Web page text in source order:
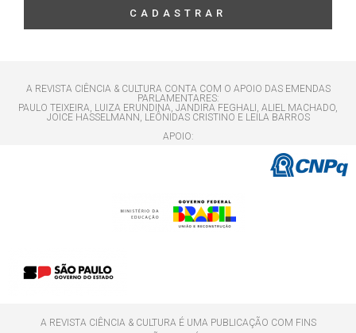
CADASTRAR
A REVISTA CIÊNCIA & CULTURA CONTA COM O APOIO DAS EMENDAS
PARLAMENTARES:
PAULO TEIXEIRA, LUIZA ERUNDINA, JANDIRA FEGHALI, ALIEL MACHADO,
JOICE HASSELMANN, LEÔNIDAS CRISTINO E LEILA BARROS
APOIO:
A REVISTA CIÊNCIA & CULTURA É UMA PUBLICAÇÃO COM FINS